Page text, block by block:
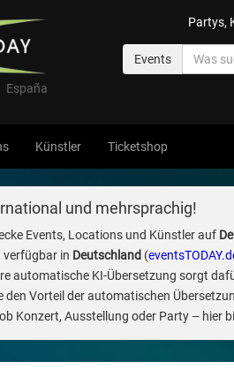
España
Partys,
Events
Künstler Ticketshop
und mehrsprachig!
Events, Locations und Künstler auf
in Deutschland (
automatische KI-Übersetzung sorgt
den Vorteil der automatischen
Konzert, Ausstellung oder Party – hier